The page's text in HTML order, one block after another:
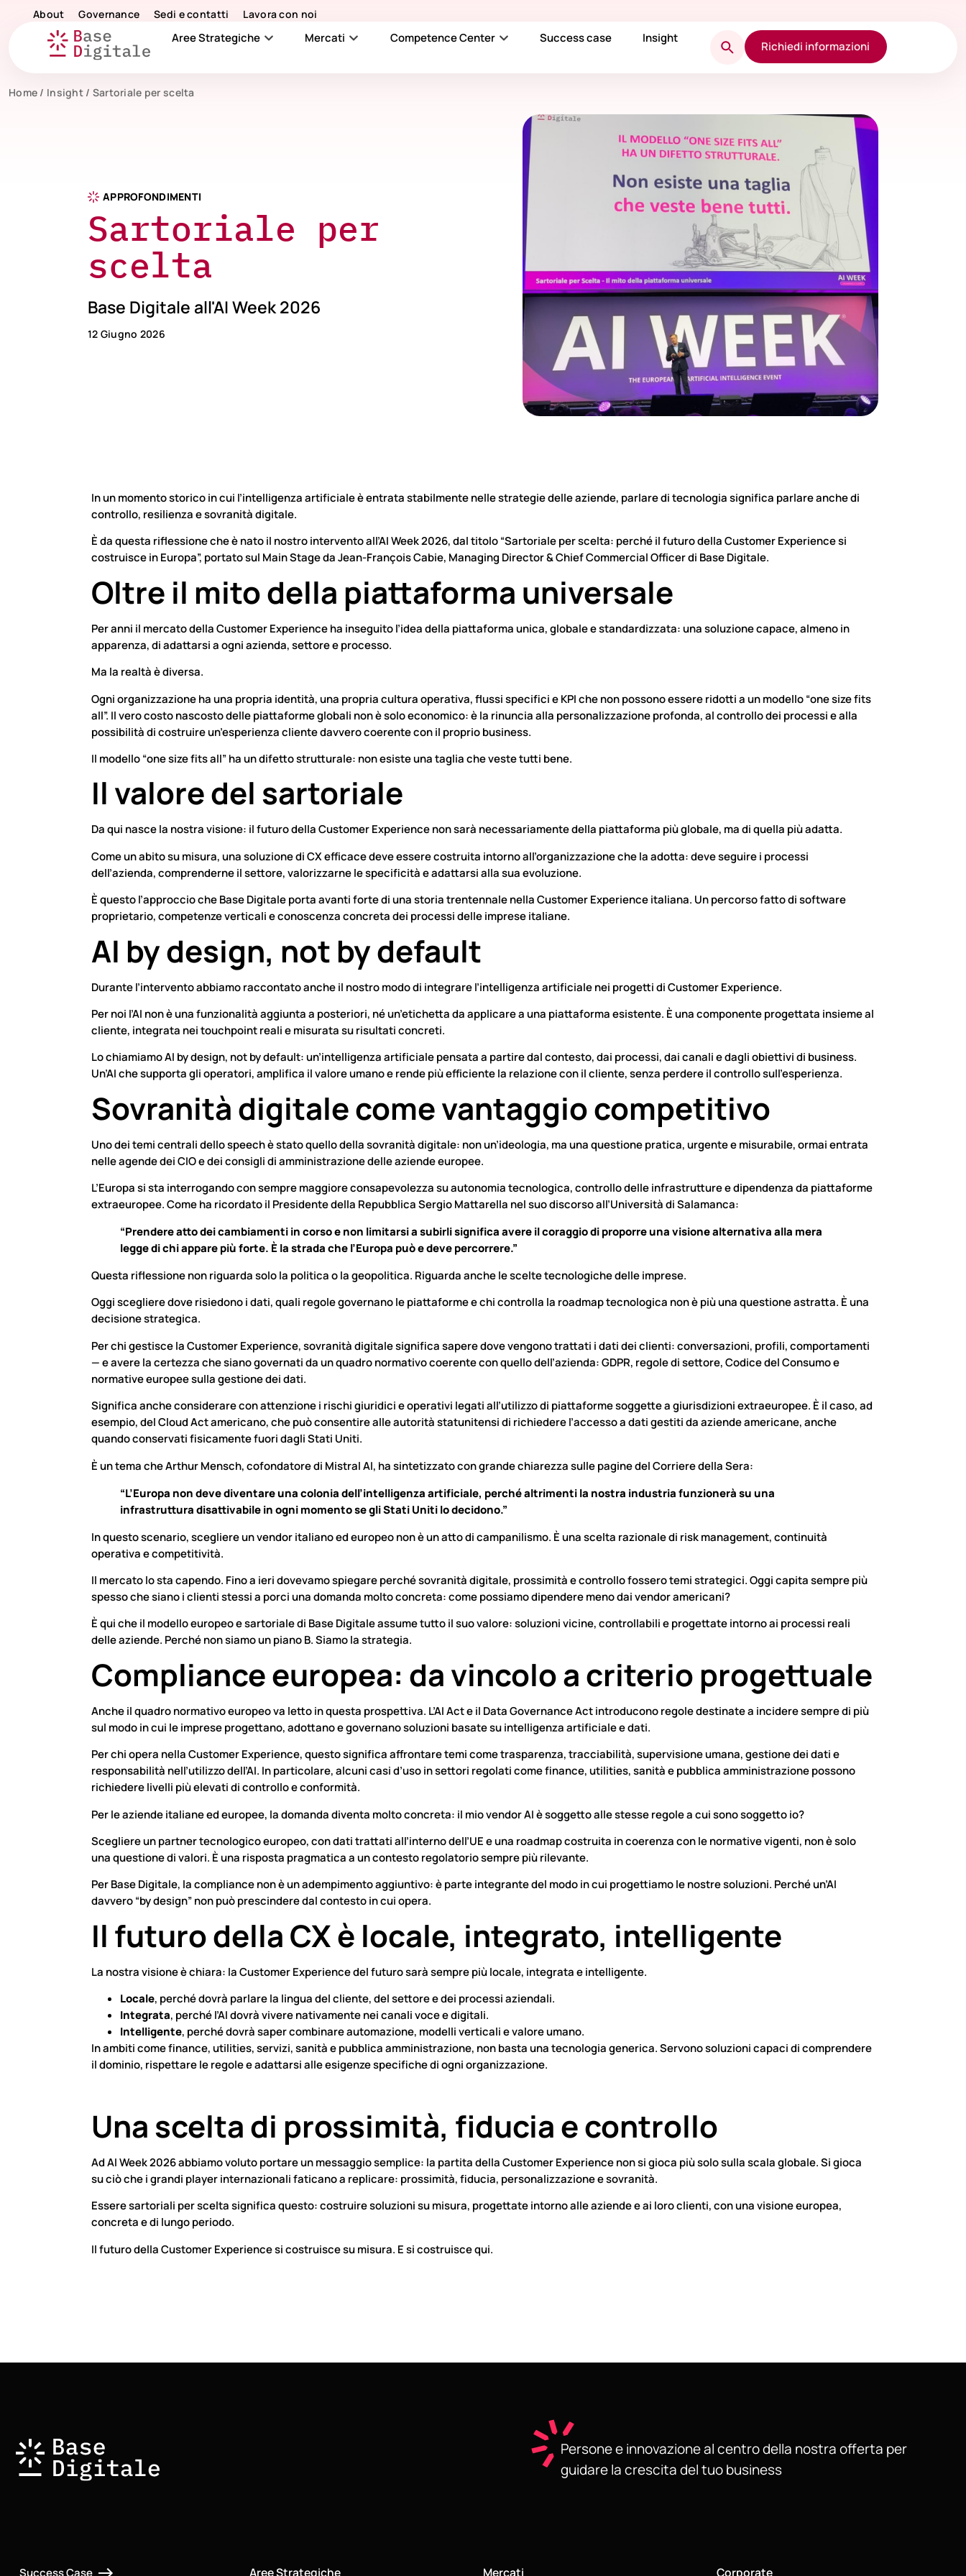
About Governance Sedi e contatti Lavora con noi
Aree Strategiche Mercati Competence Center Success case Insight
Richiedi informazioni
Home / Insight / Sartoriale per scelta
APPROFONDIMENTI
Sartoriale per
scelta
Base Digitale all'AI Week 2026
12 Giugno 2026
In un momento storico in cui l’intelligenza artificiale è entrata stabilmente nelle strategie delle aziende, parlare di tecnologia significa parlare anche di
controllo, resilienza e sovranità digitale.
È da questa riflessione che è nato il nostro intervento all’AI Week 2026, dal titolo “Sartoriale per scelta: perché il futuro della Customer Experience si
costruisce in Europa”, portato sul Main Stage da Jean-François Cabie, Managing Director & Chief Commercial Officer di Base Digitale.
Oltre il mito della piattaforma universale
Per anni il mercato della Customer Experience ha inseguito l’idea della piattaforma unica, globale e standardizzata: una soluzione capace, almeno in
apparenza, di adattarsi a ogni azienda, settore e processo.
Ma la realtà è diversa.
Ogni organizzazione ha una propria identità, una propria cultura operativa, flussi specifici e KPI che non possono essere ridotti a un modello “one size fits
all”. Il vero costo nascosto delle piattaforme globali non è solo economico: è la rinuncia alla personalizzazione profonda, al controllo dei processi e alla
possibilità di costruire un’esperienza cliente davvero coerente con il proprio business.
Il modello “one size fits all” ha un difetto strutturale: non esiste una taglia che veste tutti bene.
Il valore del sartoriale
Da qui nasce la nostra visione: il futuro della Customer Experience non sarà necessariamente della piattaforma più globale, ma di quella più adatta.
Come un abito su misura, una soluzione di CX efficace deve essere costruita intorno all’organizzazione che la adotta: deve seguire i processi
dell’azienda, comprenderne il settore, valorizzarne le specificità e adattarsi alla sua evoluzione.
È questo l’approccio che Base Digitale porta avanti forte di una storia trentennale nella Customer Experience italiana. Un percorso fatto di software
proprietario, competenze verticali e conoscenza concreta dei processi delle imprese italiane.
AI by design, not by default
Durante l’intervento abbiamo raccontato anche il nostro modo di integrare l’intelligenza artificiale nei progetti di Customer Experience.
Per noi l’AI non è una funzionalità aggiunta a posteriori, né un’etichetta da applicare a una piattaforma esistente. È una componente progettata insieme al
cliente, integrata nei touchpoint reali e misurata su risultati concreti.
Lo chiamiamo AI by design, not by default: un’intelligenza artificiale pensata a partire dal contesto, dai processi, dai canali e dagli obiettivi di business.
Un’AI che supporta gli operatori, amplifica il valore umano e rende più efficiente la relazione con il cliente, senza perdere il controllo sull’esperienza.
Sovranità digitale come vantaggio competitivo
Uno dei temi centrali dello speech è stato quello della sovranità digitale: non un’ideologia, ma una questione pratica, urgente e misurabile, ormai entrata
nelle agende dei CIO e dei consigli di amministrazione delle aziende europee.
L’Europa si sta interrogando con sempre maggiore consapevolezza su autonomia tecnologica, controllo delle infrastrutture e dipendenza da piattaforme
extraeuropee. Come ha ricordato il Presidente della Repubblica Sergio Mattarella nel suo discorso all’Università di Salamanca:
“Prendere atto dei cambiamenti in corso e non limitarsi a subirli significa avere il coraggio di proporre una visione alternativa alla mera
legge di chi appare più forte. È la strada che l’Europa può e deve percorrere.”
Questa riflessione non riguarda solo la politica o la geopolitica. Riguarda anche le scelte tecnologiche delle imprese.
Oggi scegliere dove risiedono i dati, quali regole governano le piattaforme e chi controlla la roadmap tecnologica non è più una questione astratta. È una
decisione strategica.
Per chi gestisce la Customer Experience, sovranità digitale significa sapere dove vengono trattati i dati dei clienti: conversazioni, profili, comportamenti
— e avere la certezza che siano governati da un quadro normativo coerente con quello dell’azienda: GDPR, regole di settore, Codice del Consumo e
normative europee sulla gestione dei dati.
Significa anche considerare con attenzione i rischi giuridici e operativi legati all’utilizzo di piattaforme soggette a giurisdizioni extraeuropee. È il caso, ad
esempio, del Cloud Act americano, che può consentire alle autorità statunitensi di richiedere l’accesso a dati gestiti da aziende americane, anche
quando conservati fisicamente fuori dagli Stati Uniti.
È un tema che Arthur Mensch, cofondatore di Mistral AI, ha sintetizzato con grande chiarezza sulle pagine del Corriere della Sera:
“L’Europa non deve diventare una colonia dell’intelligenza artificiale, perché altrimenti la nostra industria funzionerà su una
infrastruttura disattivabile in ogni momento se gli Stati Uniti lo decidono.”
In questo scenario, scegliere un vendor italiano ed europeo non è un atto di campanilismo. È una scelta razionale di risk management, continuità
operativa e competitività.
Il mercato lo sta capendo. Fino a ieri dovevamo spiegare perché sovranità digitale, prossimità e controllo fossero temi strategici. Oggi capita sempre più
spesso che siano i clienti stessi a porci una domanda molto concreta: come possiamo dipendere meno dai vendor americani?
È qui che il modello europeo e sartoriale di Base Digitale assume tutto il suo valore: soluzioni vicine, controllabili e progettate intorno ai processi reali
delle aziende. Perché non siamo un piano B. Siamo la strategia.
Compliance europea: da vincolo a criterio progettuale
Anche il quadro normativo europeo va letto in questa prospettiva. L’AI Act e il Data Governance Act introducono regole destinate a incidere sempre di più
sul modo in cui le imprese progettano, adottano e governano soluzioni basate su intelligenza artificiale e dati.
Per chi opera nella Customer Experience, questo significa affrontare temi come trasparenza, tracciabilità, supervisione umana, gestione dei dati e
responsabilità nell’utilizzo dell’AI. In particolare, alcuni casi d’uso in settori regolati come finance, utilities, sanità e pubblica amministrazione possono
richiedere livelli più elevati di controllo e conformità.
Per le aziende italiane ed europee, la domanda diventa molto concreta: il mio vendor AI è soggetto alle stesse regole a cui sono soggetto io?
Scegliere un partner tecnologico europeo, con dati trattati all’interno dell’UE e una roadmap costruita in coerenza con le normative vigenti, non è solo
una questione di valori. È una risposta pragmatica a un contesto regolatorio sempre più rilevante.
Per Base Digitale, la compliance non è un adempimento aggiuntivo: è parte integrante del modo in cui progettiamo le nostre soluzioni. Perché un’AI
davvero “by design” non può prescindere dal contesto in cui opera.
Il futuro della CX è locale, integrato, intelligente
La nostra visione è chiara: la Customer Experience del futuro sarà sempre più locale, integrata e intelligente.
Locale, perché dovrà parlare la lingua del cliente, del settore e dei processi aziendali.
Integrata, perché l’AI dovrà vivere nativamente nei canali voce e digitali.
Intelligente, perché dovrà saper combinare automazione, modelli verticali e valore umano.
In ambiti come finance, utilities, servizi, sanità e pubblica amministrazione, non basta una tecnologia generica. Servono soluzioni capaci di comprendere
il dominio, rispettare le regole e adattarsi alle esigenze specifiche di ogni organizzazione.
Una scelta di prossimità, fiducia e controllo
Ad AI Week 2026 abbiamo voluto portare un messaggio semplice: la partita della Customer Experience non si gioca più solo sulla scala globale. Si gioca
su ciò che i grandi player internazionali faticano a replicare: prossimità, fiducia, personalizzazione e sovranità.
Essere sartoriali per scelta significa questo: costruire soluzioni su misura, progettate intorno alle aziende e ai loro clienti, con una visione europea,
concreta e di lungo periodo.
Il futuro della Customer Experience si costruisce su misura. E si costruisce qui.
Persone e innovazione al centro della nostra offerta per
guidare la crescita del tuo business
Aree Strategiche Mercati Corporate